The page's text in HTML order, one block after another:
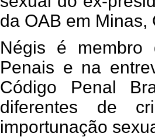
da OAB em Minas,
Négis é membro
Penais e na
Código Penal
diferentes de
importunação